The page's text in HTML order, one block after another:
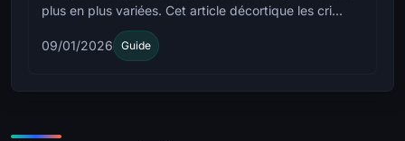
plus en plus variées. Cet article décortique les cri...
09/01/2026 Guide